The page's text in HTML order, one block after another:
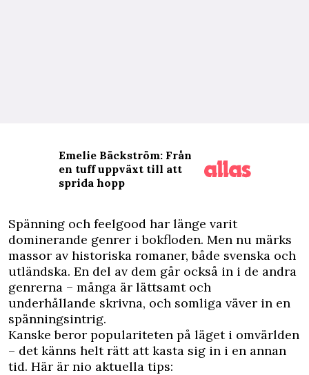
Emelie Bäckström: Från
en tuff uppväxt till att
sprida hopp
Spänning och feelgood har länge varit
dominerande genrer i bokfloden. Men nu märks
massor av historiska romaner, både svenska och
utländska. En del av dem går också in i de andra
genrerna – många är lättsamt och
underhållande skrivna, och somliga väver in en
spänningsintrig.
Kanske beror populariteten på läget i omvärlden
– det känns helt rätt att kasta sig in i en annan
tid. Här är nio aktuella tips: